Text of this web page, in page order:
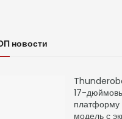
новости
17-
платформу
модель с